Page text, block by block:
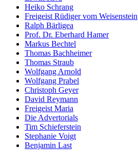
Heiko Schrang
Freigeist Rüdiger vom Weisenstein
Ralph Bärligea
Prof. Dr. Eberhard Hamer
Markus Bechtel
Thomas Bachheimer
Thomas Straub
Wolfgang Arnold
Wolfgang Prabel
Christoph Geyer
David Reymann
Freigeist Maria
Die Advertorials
Tim Schieferstein
Stephanie Voigt
Benjamin Last